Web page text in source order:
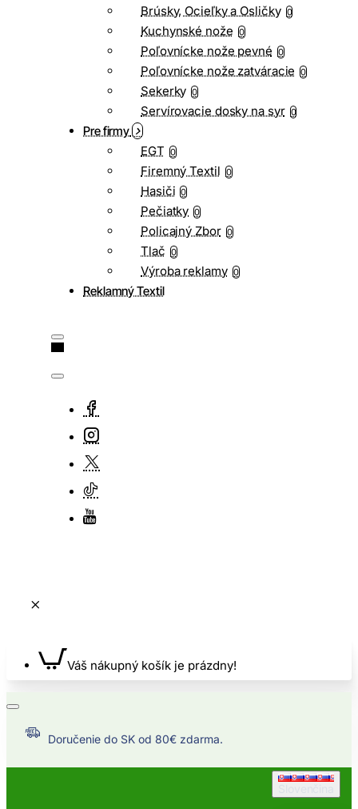
Brúsky, Ocieľky a Osličky 0
Kuchynské nože 0
Poľovnícke nože pevné 0
Poľovnícke nože zatváracie 0
Sekerky 0
Servírovacie dosky na syr 0
Pre firmy
EGT 0
Firemný Textil 0
Hasiči 0
Pečiatky 0
Policajný Zbor 0
Tlač 0
Výroba reklamy 0
Reklamný Textil
Váš nákupný košík je prázdny!
Doručenie do SK od 80€ zdarma.